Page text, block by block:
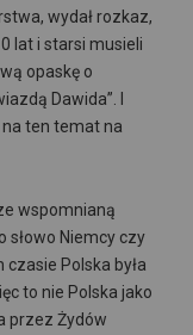
wydał rozkaz,
lat i starsi musieli
opaskę o
Dawida”. I
na ten temat na
wspomnianą
słowo Niemcy czy
Polska była
to nie Polska jako
przez Żydów